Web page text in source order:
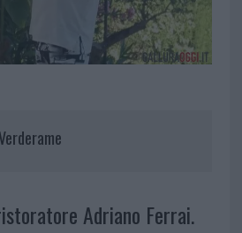
Adriano Ferrai.